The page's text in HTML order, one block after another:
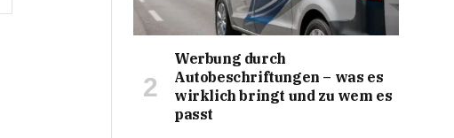
Werbung durch
Autobeschriftungen – was es
wirklich bringt und zu wem es
passt